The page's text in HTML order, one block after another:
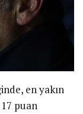
en yakın
puan